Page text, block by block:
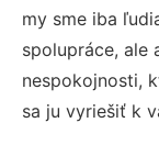
my sme iba
spolupráce, ale
nespokojnosti,
sa ju vyriešiť k